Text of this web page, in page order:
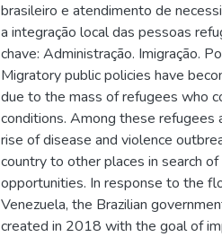
brasileiro e atendimento de
a integração local das pessoas
chave: Administração. Imigração.
Migratory public policies have
due to the mass of refugees who
conditions. Among these refugees
rise of disease and violence
country to other places in search
opportunities. In response to the
Venezuela, the Brazilian
created in 2018 with the goal of